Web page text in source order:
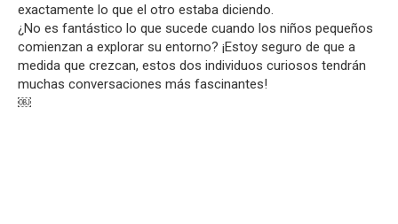
exactamente lo que el otro estaba diciendo.
¿No es fantástico lo que sucede cuando los niños pequeños
comienzan a explorar su entorno? ¡Estoy seguro de que a
medida que crezcan, estos dos individuos curiosos tendrán
muchas conversaciones más fascinantes!
￼